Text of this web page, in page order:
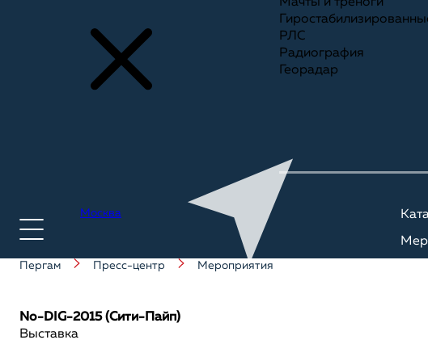
Москва
РЛС
Радиография
Георадар
Пергам Пресс-центр Мероприятия
No-DIG-2015 (Сити-Пайп)
Выставка